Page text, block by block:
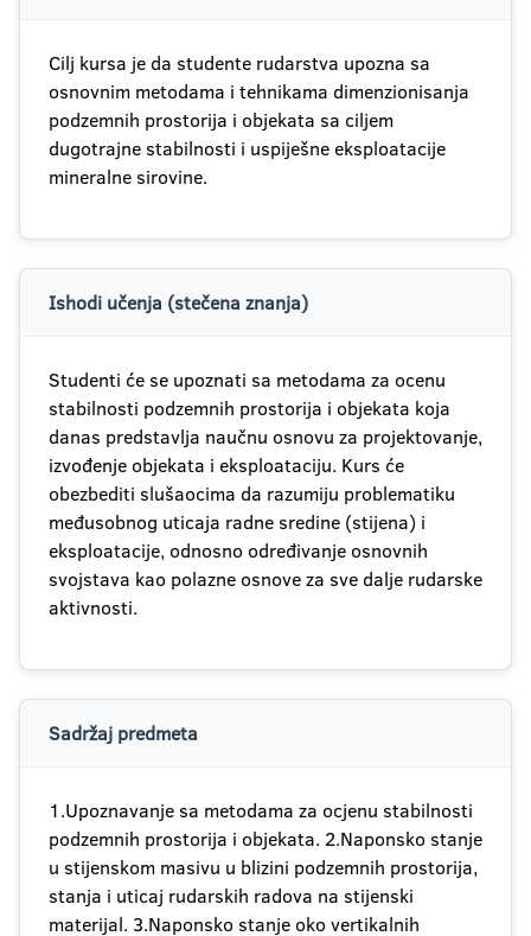
Cilj kursa je da studente rudarstva upozna sa
osnovnim metodama i tehnikama dimenzionisanja
podzemnih prostorija i objekata sa ciljem
dugotrajne stabilnosti i uspiješne eksploatacije
mineralne sirovine.
Ishodi učenja (stečena znanja)
Studenti će se upoznati sa metodama za ocenu
stabilnosti podzemnih prostorija i objekata koja
danas predstavlja naučnu osnovu za projektovanje,
izvođenje objekata i eksploataciju. Kurs će
obezbediti slušaocima da razumiju problematiku
međusobnog uticaja radne sredine (stijena) i
eksploatacije, odnosno određivanje osnovnih
svojstava kao polazne osnove za sve dalje rudarske
aktivnosti.
Sadržaj predmeta
1.Upoznavanje sa metodama za ocjenu stabilnosti
podzemnih prostorija i objekata. 2.Naponsko stanje
u stijenskom masivu u blizini podzemnih prostorija,
stanja i uticaj rudarskih radova na stijenski
materijal. 3.Naponsko stanje oko vertikalnih